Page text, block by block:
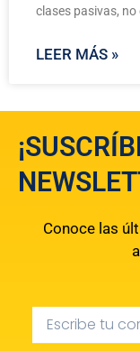
clases pasivas,
LEER MÁS »
Conoce las